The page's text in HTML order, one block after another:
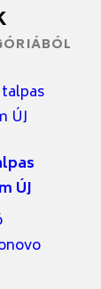
ÚJ